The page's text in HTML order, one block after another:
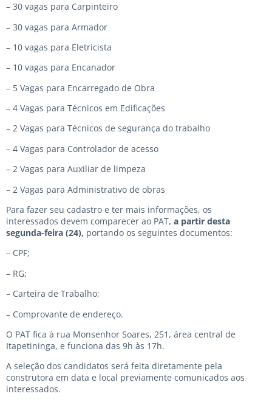
– 30 vagas para Carpinteiro
– 30 vagas para Armador
– 10 vagas para Eletricista
– 10 vagas para Encanador
– 5 Vagas para Encarregado de Obra
– ⁠4 Vagas para Técnicos em Edificações
– ⁠2 Vagas para Técnicos de segurança do trabalho
– ⁠4 Vagas para Controlador de acesso
– ⁠2 Vagas para Auxiliar de limpeza
– ⁠2 Vagas para Administrativo de obras
Para fazer seu cadastro e ter mais informações, os
interessados devem comparecer ao PAT, a partir desta
segunda-feira (24), portando os seguintes documentos:
– CPF;
– RG;
– Carteira de Trabalho;
– Comprovante de endereço.
O PAT fica à rua Monsenhor Soares, 251, área central de
Itapetininga, e funciona das 9h às 17h.
A seleção dos candidatos será feita diretamente pela
construtora em data e local previamente comunicados aos
interessados.